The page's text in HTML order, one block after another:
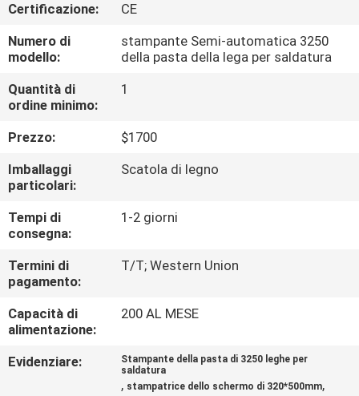
VISITA
ALLA
FABBRICA
CONTROLLO
DELLA
QUALITÀ
CONTATTACI
NOTIZIA
ON
Certificazione:
CE
Numero di
modello:
stampante Semi-automatica 3250
della pasta della lega per saldatura
Quantità di
ordine minimo:
1
Prezzo:
$1700
Imballaggi
particolari:
Scatola di legno
Tempi di
consegna:
1-2 giorni
Termini di
pagamento:
T/T; Western Union
Capacità di
alimentazione:
200 AL MESE
Evidenziare:
Stampante della pasta di 3250 leghe per
saldatura
, stampatrice dello schermo di 320*500mm,